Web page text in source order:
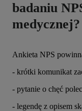
badaniu
medycznej?
Ankieta NPS
- krótki komunikat
- pytanie o chęć
- legendę z opisem